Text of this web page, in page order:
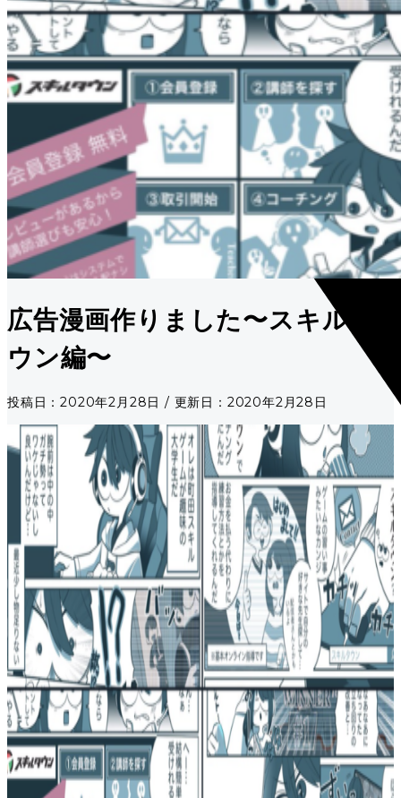
広告漫画作りました〜スキルタ
ウン編〜
投稿日：2020年2月28日 / 更新日：2020年2月28日